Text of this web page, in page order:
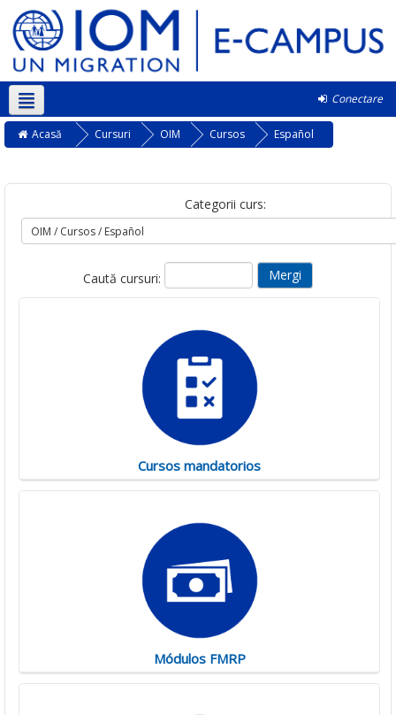
Conectare
Română ‎(ro)‎
Acasă Cursuri OIM Cursos Español
Categorii curs:
Caută cursuri:
Cursos mandatorios
Módulos FMRP